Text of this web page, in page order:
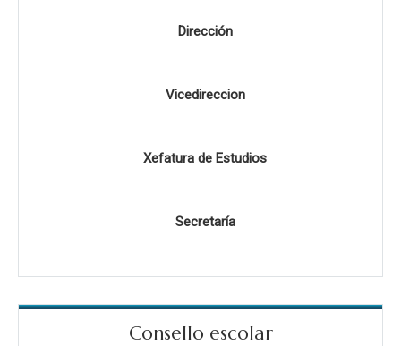
Dirección
Vicedireccion
Xefatura de Estudios
Secretaría
Consello escolar